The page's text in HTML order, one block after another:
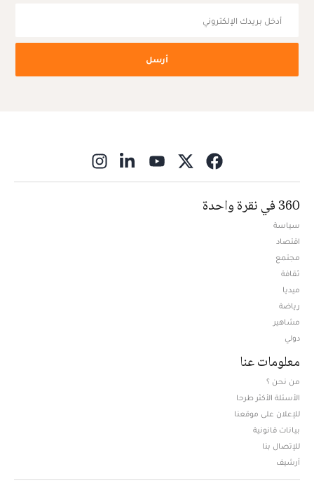
أرسل
360 في نقرة واحدة
سياسة
اقتصاد
مجتمع
ثقافة
ميديا
رياضة
مشاهير
دولي
معلومات عنا
من نحن ؟
الأسئلة الأكثر طرحا
للإعلان على موقعنا
بيانات قانونية
للإتصال بنا
أرشيف